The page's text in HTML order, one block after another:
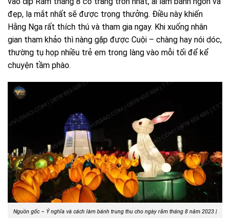
đẹp, lạ mắt nhất sẽ được trọng thưởng. Điều này khiến
Hằng Nga rất thích thú và tham gia ngay. Khi xuống nhân
gian tham khảo thì nàng gặp được Cuội – chàng hay nói dóc,
thường tụ họp nhiều trẻ em trong làng vào mỗi tối để kể
chuyện tầm phào.
Nguồn gốc – Ý nghĩa và cách làm bánh trung thu cho ngày rằm tháng 8 năm 2023 |